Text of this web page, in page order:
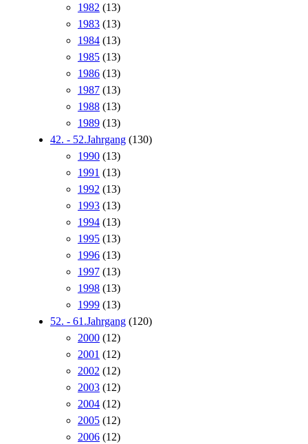
1982 (13)
1983 (13)
1984 (13)
1985 (13)
1986 (13)
1987 (13)
1988 (13)
1989 (13)
42. - 52.Jahrgang (130)
1990 (13)
1991 (13)
1992 (13)
1993 (13)
1994 (13)
1995 (13)
1996 (13)
1997 (13)
1998 (13)
1999 (13)
52. - 61.Jahrgang (120)
2000 (12)
2001 (12)
2002 (12)
2003 (12)
2004 (12)
2005 (12)
2006 (12)